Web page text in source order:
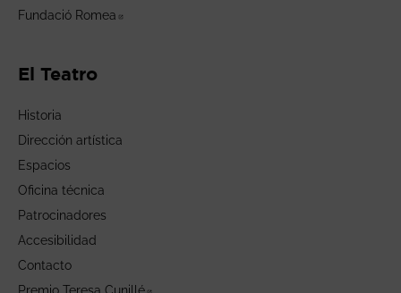
Fundació Romea
El Teatro
Historia
Dirección artística
Espacios
Oficina técnica
Patrocinadores
Accesibilidad
Contacto